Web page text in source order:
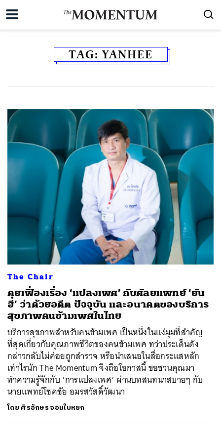
TAG:YANHEE
The Chair
คุยเฟื่องเรื่อง ‘แปลงเพศ’ กับศัลยแพทย์ ‘ยัน
ฮี’ ว่าด้วยอดีต ปัจจุบัน และอนาคตของบริการ
สุขภาพคนข้ามเพศในไทย
บริการสุขภาพสำหรับคนข้ามเพศ เป็นหนึ่งในแง่มุมที่สำคัญ
ที่สุดเกี่ยวกับคุณภาพชีวิตของคนข้ามเพศ ทว่าประเด็นดัง
กล่าวกลับไม่ค่อยถูกสำรวจ หรือนำเสนอในสื่อกระแสหลัก
เท่าไรนัก The Momentum จึงถือโอกาสนี้ ขอชวนคุณมา
ทำความรู้จักกับ ‘การแปลงเพศ’ ผ่านบทสนทนาสบายๆ กับ
นายแพทย์โชคชัย อมรสวัสดิ์วัฒนา
โดย ศิรอักษร จอมใบหยก
SHARE